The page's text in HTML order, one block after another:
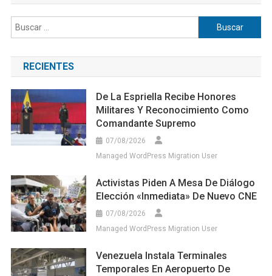
Buscar:
RECIENTES
De La Espriella Recibe Honores
Militares Y Reconocimiento Como
Comandante Supremo
07/08/2026
Managed WordPress Migration User
Activistas Piden A Mesa De Diálogo
Elección «inmediata» De Nuevo CNE
07/08/2026
Managed WordPress Migration User
Venezuela Instala Terminales
Temporales En Aeropuerto De